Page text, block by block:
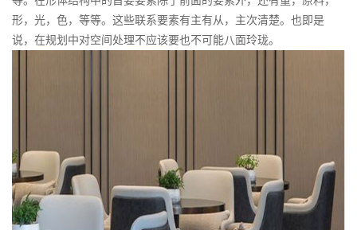
形，光，色，等等。这些联系要素有主有从，主次清楚。也即是
说，在规划中对空间处理不应该要也不可能八面玲珑。